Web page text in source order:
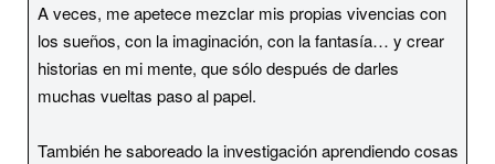
A veces, me apetece mezclar mis propias vivencias con
los sueños, con la imaginación, con la fantasía… y crear
historias en mi mente, que sólo después de darles
muchas vueltas paso al papel.
También he saboreado la investigación aprendiendo cosas